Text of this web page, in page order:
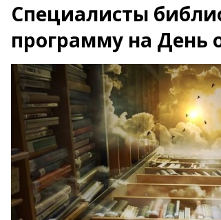
Специалисты
программу на День